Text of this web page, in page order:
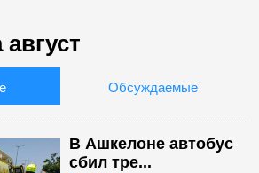
Обсуждаемые
В Ашкелоне автобус
сбил тре...